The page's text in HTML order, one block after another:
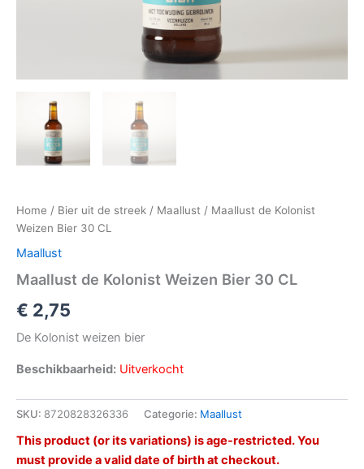
Home / Bier uit de streek / Maallust / Maallust de Kolonist
Weizen Bier 30 CL
Maallust
Maallust de Kolonist Weizen Bier 30 CL
€ 2,75
De Kolonist weizen bier
Beschikbaarheid: Uitverkocht
SKU: 8720828326336 Categorie: Maallust
This product (or its variations) is age-restricted. You
must provide a valid date of birth at checkout.